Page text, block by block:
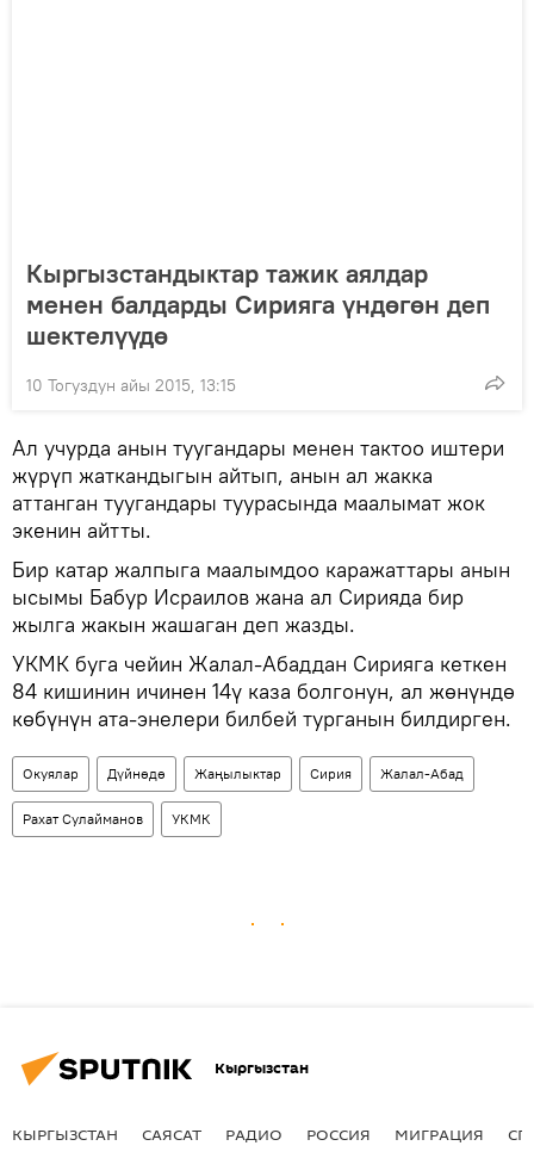
Кыргызстандыктар тажик аялдар
менен балдарды Сирияга үндөгөн деп
шектелүүдө
10 Тогуздун айы 2015, 13:15
Ал учурда анын туугандары менен тактоо иштери
жүрүп жаткандыгын айтып, анын ал жакка
аттанган туугандары туурасында маалымат жок
экенин айтты.
Бир катар жалпыга маалымдоо каражаттары анын
ысымы Бабур Исраилов жана ал Сирияда бир
жылга жакын жашаган деп жазды.
УКМК буга чейин Жалал-Абаддан Сирияга кеткен
84 кишинин ичинен 14ү каза болгонун, ал жөнүндө
көбүнүн ата-энелери билбей турганын билдирген.
Окуялар Дүйнөдө Жаңылыктар Сирия Жалал-Абад
Рахат Сулайманов УКМК
Кыргызстан
КЫРГЫЗСТАН САЯСАТ РАДИО РОССИЯ МИГРАЦИЯ